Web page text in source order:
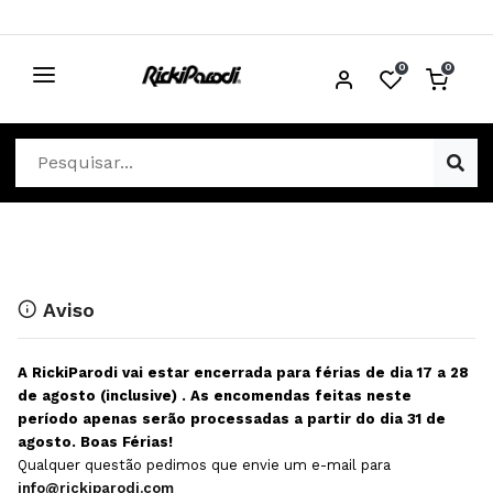
0 0
CABELO
Cosmética Capilar
Equipamentos Elétricos
Escovas e Pente
Extensões
Depilação
Descartáveis Estética
Diversos Estética
Equipamentos Depilação
Aviso
A RickiParodi vai estar encerrada para férias de dia 17 a 28
de agosto (inclusive) . As encomendas feitas neste
período apenas serão processadas a partir do dia 31 de
agosto. Boas Férias!
Qualquer questão pedimos que envie um e-mail para
info@rickiparodi.com